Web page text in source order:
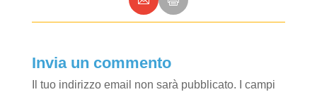
Invia un commento
Il tuo indirizzo email non sarà pubblicato.
I campi